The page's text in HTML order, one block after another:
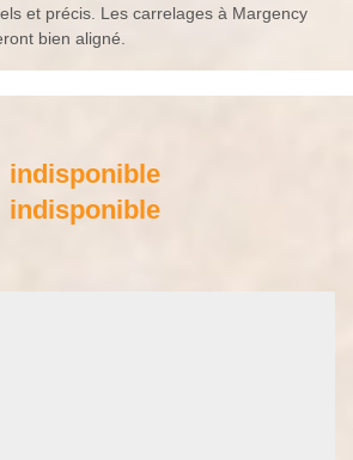
et précis. Les carrelages à Margency
bien aligné.
indisponible
indisponible